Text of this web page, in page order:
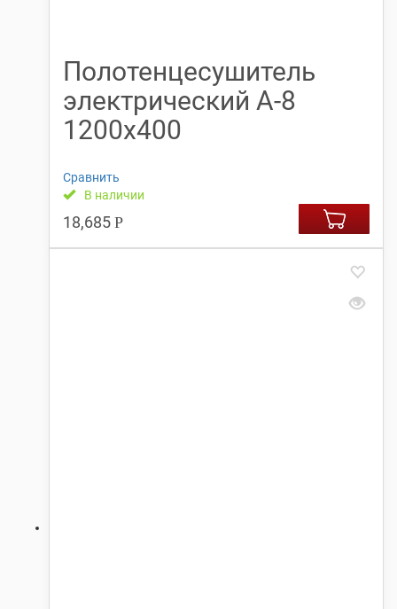
Полотенцесушитель
электрический А-8
1200х400
Сравнить
В наличии
18,685 Р